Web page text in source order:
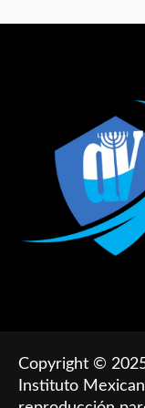
Copyright ©
Instituto